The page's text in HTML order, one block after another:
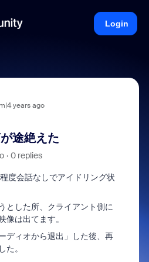
Login
years ago
途絶えた
0 replies
度会話なしでアイドリング状
とした所、クライアント側に
像は出てます。
ディオから退出」した後、再
た。